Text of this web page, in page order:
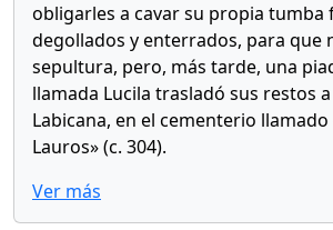
obligarles a cavar su propia tumba
degollados y enterrados, para que
sepultura, pero, más tarde, una
llamada Lucila trasladó sus restos
Labicana, en el cementerio llamado
Lauros» (c. 304).
Ver más